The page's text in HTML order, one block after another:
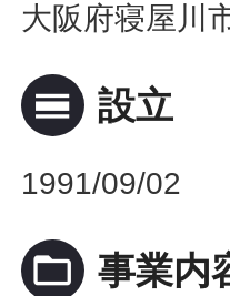
大阪府寝屋川
calendar_view_day 設立
1991/09/02
folder_open 事業内